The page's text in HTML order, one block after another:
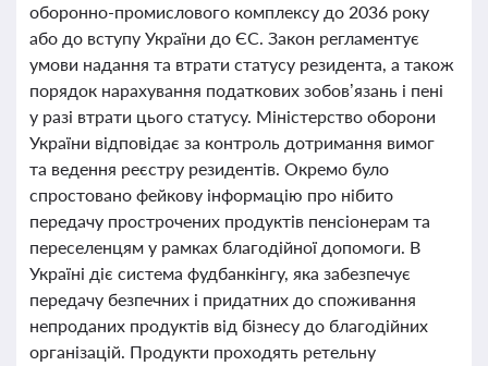
оборонно-промислового комплексу до 2036 року
або до вступу України до ЄС. Закон регламентує
умови надання та втрати статусу резидента, а також
порядок нарахування податкових зобов’язань і пені
у разі втрати цього статусу. Міністерство оборони
України відповідає за контроль дотримання вимог
та ведення реєстру резидентів. Окремо було
спростовано фейкову інформацію про нібито
передачу прострочених продуктів пенсіонерам та
переселенцям у рамках благодійної допомоги. В
Україні діє система фудбанкінгу, яка забезпечує
передачу безпечних і придатних до споживання
непроданих продуктів від бізнесу до благодійних
організацій. Продукти проходять ретельну